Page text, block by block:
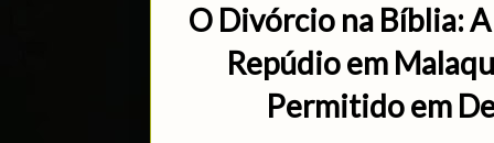
O Divórcio na Bíblia:
Repúdio em
Permitido em